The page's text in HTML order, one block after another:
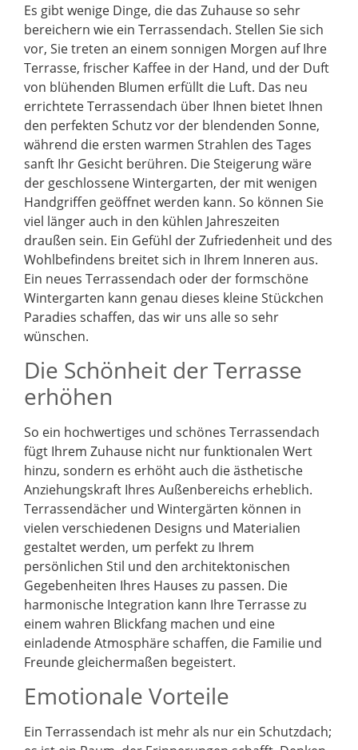
Es gibt wenige Dinge, die das Zuhause so sehr
bereichern wie ein Terrassendach. Stellen Sie sich
vor, Sie treten an einem sonnigen Morgen auf Ihre
Terrasse, frischer Kaffee in der Hand, und der Duft
von blühenden Blumen erfüllt die Luft. Das neu
errichtete Terrassendach über Ihnen bietet Ihnen
den perfekten Schutz vor der blendenden Sonne,
während die ersten warmen Strahlen des Tages
sanft Ihr Gesicht berühren. Die Steigerung wäre
der geschlossene Wintergarten, der mit wenigen
Handgriffen geöffnet werden kann. So können Sie
viel länger auch in den kühlen Jahreszeiten
draußen sein. Ein Gefühl der Zufriedenheit und des
Wohlbefindens breitet sich in Ihrem Inneren aus.
Ein neues Terrassendach oder der formschöne
Wintergarten kann genau dieses kleine Stückchen
Paradies schaffen, das wir uns alle so sehr
wünschen.
Die Schönheit der Terrasse
erhöhen
So ein hochwertiges und schönes Terrassendach
fügt Ihrem Zuhause nicht nur funktionalen Wert
hinzu, sondern es erhöht auch die ästhetische
Anziehungskraft Ihres Außenbereichs erheblich.
Terrassendächer und Wintergärten können in
vielen verschiedenen Designs und Materialien
gestaltet werden, um perfekt zu Ihrem
persönlichen Stil und den architektonischen
Gegebenheiten Ihres Hauses zu passen. Die
harmonische Integration kann Ihre Terrasse zu
einem wahren Blickfang machen und eine
einladende Atmosphäre schaffen, die Familie und
Freunde gleichermaßen begeistert.
Emotionale Vorteile
Ein Terrassendach ist mehr als nur ein Schutzdach;